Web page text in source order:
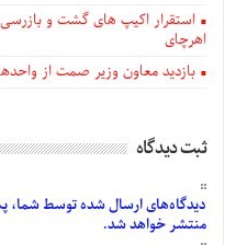
استقرار اکیپ های گشت و
اهرچای
بازدید معاون وزیر صمت از
ثبت دیدگاه
دیدگاه‌هایارسالشدهتوسط شما،
منتشر خواهد شد.